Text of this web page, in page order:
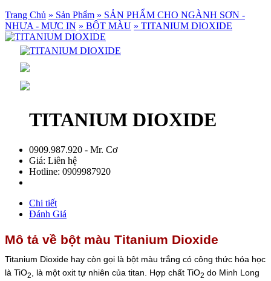
Trang Chủ » Sản Phẩm » SẢN PHẨM CHO NGÀNH SƠN -
NHỰA - MỰC IN » BỘT MÀU » TITANIUM DIOXIDE
TITANIUM DIOXIDE
0909.987.920 - Mr. Cơ
Giá: Liên hệ
Hotline: 0909987920
Chi tiết
Đánh Giá
Mô tả về bột màu Titanium Dioxide
Titanium Dioxide hay còn gọi là bột màu trắng có công thức hóa học
là TiO2 , là một oxit tự nhiên của titan. Hợp chất TiO2 do Minh Long